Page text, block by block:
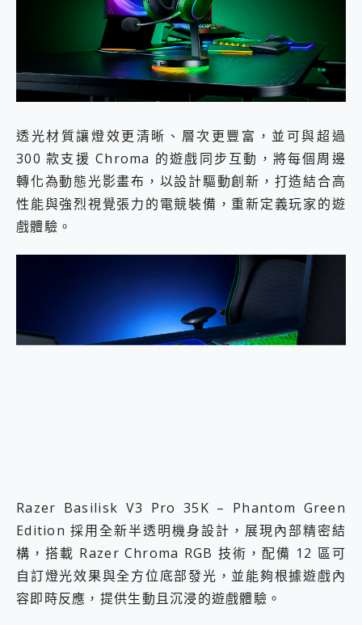
透光材質讓燈效更清晰、層次更豐富，並可與超過
300 款支援 Chroma 的遊戲同步互動，將每個周邊
轉化為動態光影畫布，以設計驅動創新，打造結合高
性能與強烈視覺張力的電競裝備，重新定義玩家的遊
戲體驗。
Razer Basilisk V3 Pro 35K – Phantom Green
Edition 採用全新半透明機身設計，展現內部精密結
構，搭載 Razer Chroma RGB 技術，配備 12 區可
自訂燈光效果與全方位底部發光，並能夠根據遊戲內
容即時反應，提供生動且沉浸的遊戲體驗。